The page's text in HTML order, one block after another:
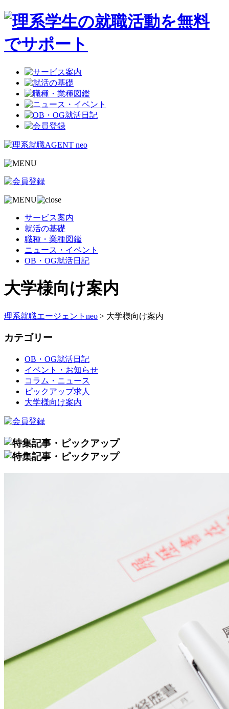
サービス案内
就活の基礎
職種・業種図鑑
ニュース・イベント
OB・OG就活日記
大学様向け案内
理系就職エージェントneo > 大学様向け案内
カテゴリー
OB・OG就活日記
イベント・お知らせ
コラム・ニュース
ピックアップ求人
大学様向け案内